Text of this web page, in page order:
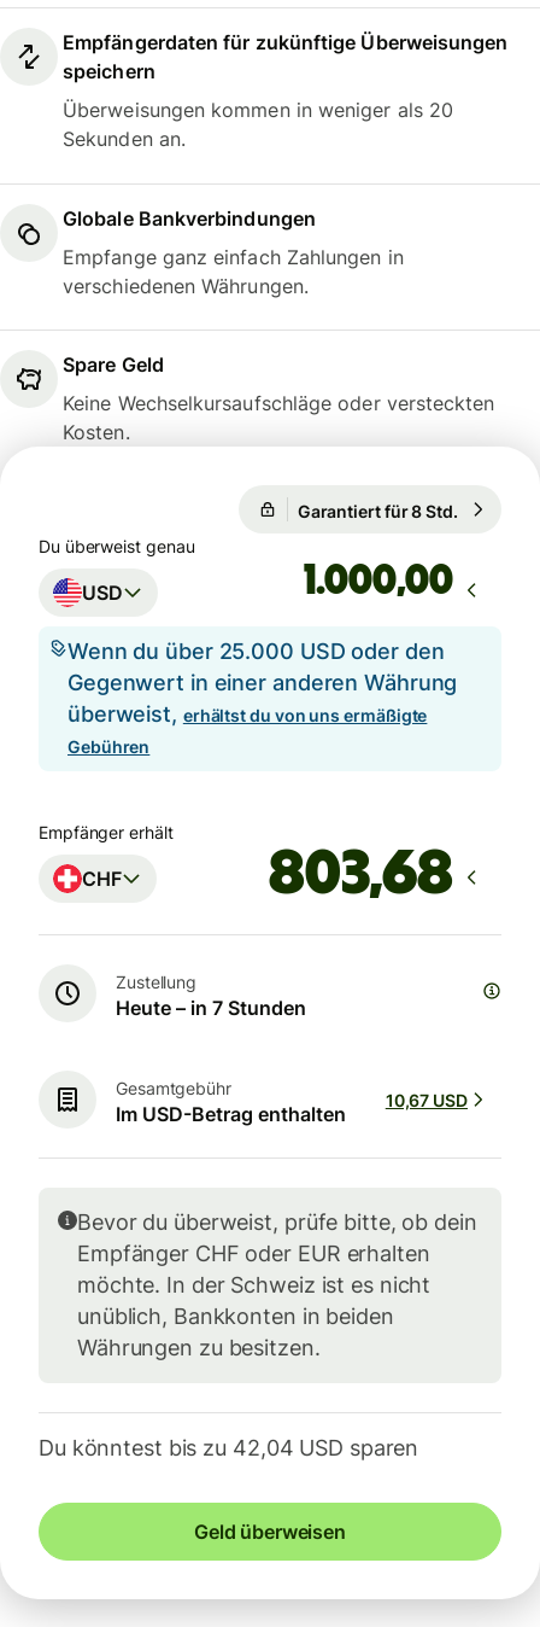
Empfängerdaten für zukünftige Überweisungen
speichern
Überweisungen kommen in weniger als 20
Sekunden an.
Globale Bankverbindungen
Empfange ganz einfach Zahlungen in
verschiedenen Währungen.
Spare Geld
Keine Wechselkursaufschläge oder versteckten
Kosten.
Garantiert für 8 Std.
Du überweist genau
USD ,00
Wenn du über 25.000 USD oder den
Gegenwert in einer anderen Währung
überweist, erhältst du von uns ermäßigte
Gebühren
Empfänger erhält
CHF
Zustellung
Heute – in 7 Stunden
Gesamtgebühr
Im USD-Betrag enthalten
10,67 USD
Bevor du überweist, prüfe bitte, ob dein
Empfänger CHF oder EUR erhalten
möchte. In der Schweiz ist es nicht
unüblich, Bankkonten in beiden
Währungen zu besitzen.
Du könntest bis zu 42,04 USD sparen
Geld überweisen